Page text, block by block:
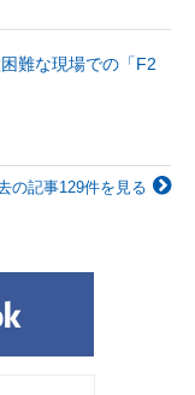
難な現場での「F2
の記事129件を見る